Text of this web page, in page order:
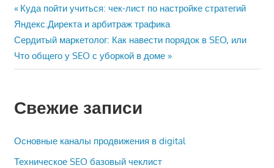
Навигация
по
записям
Предыдущая
запись:
Куда пойти учиться: чек-лист по настройке стратегий
Яндекс.Директа и арбитраж трафика
Следующая
запись:
Сердитый маркетолог: Как навести порядок в SEO, или
Что общего у SEO с уборкой в доме
Свежие записи
Основные каналы продвижения в digital
Техническое SEO базовый чеклист